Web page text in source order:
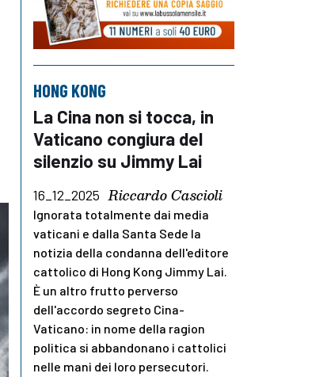
HONG KONG
La Cina non si tocca, in
Vaticano congiura del
silenzio su Jimmy Lai
16_12_2025 Riccardo Cascioli
Ignorata totalmente dai media
vaticani e dalla Santa Sede la
notizia della condanna dell'editore
cattolico di Hong Kong Jimmy Lai.
È un altro frutto perverso
dell'accordo segreto Cina-
Vaticano: in nome della ragion
politica si abbandonano i cattolici
nelle mani dei loro persecutori.